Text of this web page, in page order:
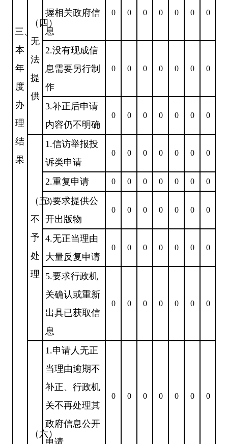
三、
本
年
度
办
理
结
果
（四）
无
法
提
供
握相关政府信
息
0 0 0 0 0 0 0
2.没有现成信
息需要另行制
作
0 0 0 0 0 0 0
3.补正后申请
内容仍不明确
0 0 0 0 0 0 0
（五）
不
予
处
理
1.信访举报投
诉类申请
0 0 0 0 0 0 0
2.重复申请 0 0 0 0 0 0 0
3.要求提供公
开出版物
0 0 0 0 0 0 0
4.无正当理由
大量反复申请
0 0 0 0 0 0 0
5.要求行政机
关确认或重新
出具已获取信
息
0 0 0 0 0 0 0
（六）
1.申请人无正
当理由逾期不
补正、行政机
关不再处理其
政府信息公开
申请
0 0 0 0 0 0 0